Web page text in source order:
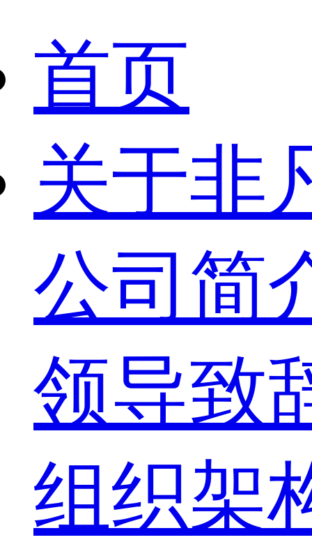
首页
关于非
公司简
领导致
组织架